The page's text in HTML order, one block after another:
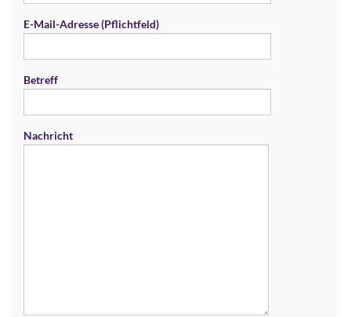
E-Mail-Adresse (Pflichtfeld)
Betreff
Nachricht